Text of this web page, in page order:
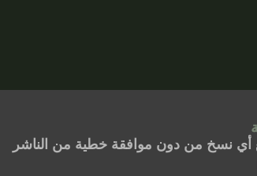
أي نسخ من دون موافقة خطية من الناشر